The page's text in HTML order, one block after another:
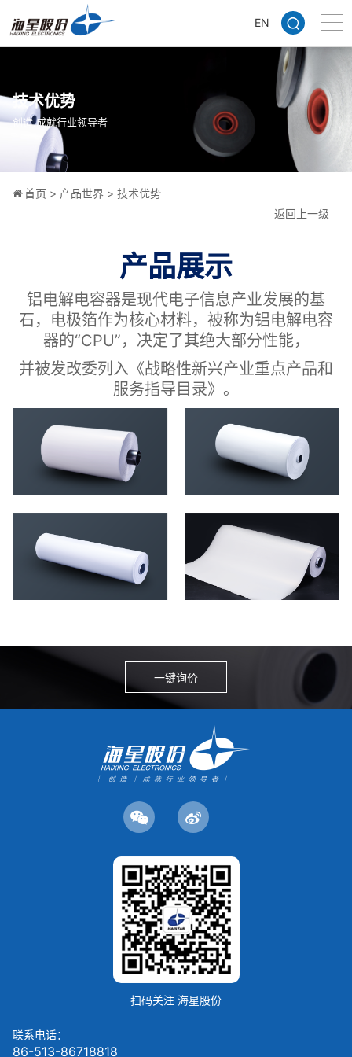
EN
技术优势
创造,成就行业领导者
首页 > 产品世界 > 技术优势
返回上一级
产品展示
铝电解电容器是现代电子信息产业发展的基
石，电极箔作为核心材料，被称为铝电解电容
器的“CPU”，决定了其绝大部分性能，
并被发改委列入《战略性新兴产业重点产品和
服务指导目录》。
一键询价
扫码关注 海星股份
联系电话：
86-513-86718818